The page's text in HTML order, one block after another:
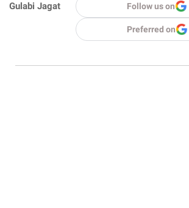
Gulabi Jagat Follow us on
Preferred on